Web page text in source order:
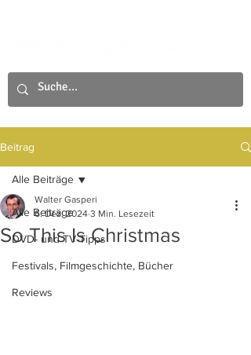
Beitrag
Alle Beiträge
DVD- und TV-Tipps
Festivals, Filmgeschichte, Bücher
Reviews
Alle Beiträge
So This Is Christmas
Walter Gasperi
6. Dez. 2024 3 Min. Lesezeit